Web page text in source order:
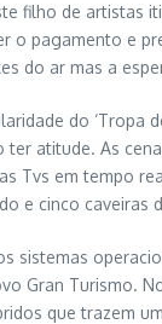
filho de artistas
pagamento e
do ar mas a
do ‘Tropa
atitude. As
Tvs em tempo
e cinco caveiras
Turismo.
que trazem